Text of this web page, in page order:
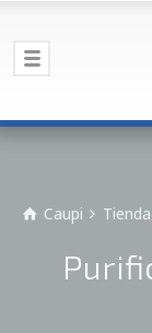
Caupi Tienda